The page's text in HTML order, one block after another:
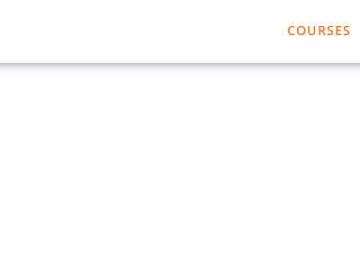
COURSES